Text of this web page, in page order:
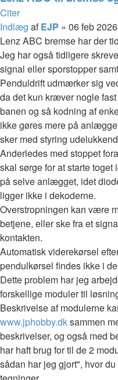
Citer
Indlæg afEJP » 06 feb
Lenz ABC bremse har der
Jeg har også tidligere
signal eller sporstopper
Penduldrift udmærker sig
da det kun kræver nogle
banen og så kodning af
ikke gøres mere på
sker med styring
Anderledes med stoppet
skal sørge for at starte
på selve anlægget, idet
ligger ikke i dekoderne.
Overstropningen kan være
betjene, eller ske fra et
kontakten.
Automatisk viderekørsel
pendulkørsel findes ikke i
Dette problem har jeg
forskellige moduler til
Beskrivelse af modulerne
www.jphobby.dksammen
beskrivelser, og også med
har haft brug for til de 2
sådan har jeg gjort", hvor